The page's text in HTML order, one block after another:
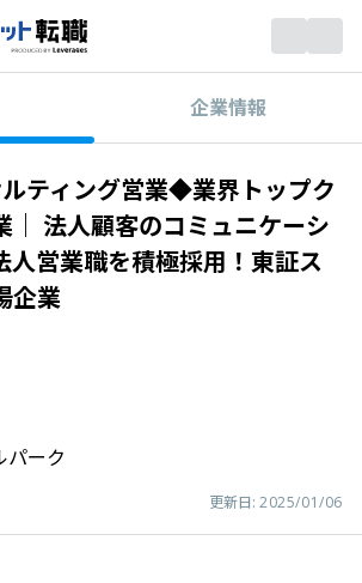
企業情報
ティング営業◆業界トップク
｜ 法人顧客のコミュニケーシ
人営業職を積極採用！東証ス
企業
パーク
更新日: 2025/01/06